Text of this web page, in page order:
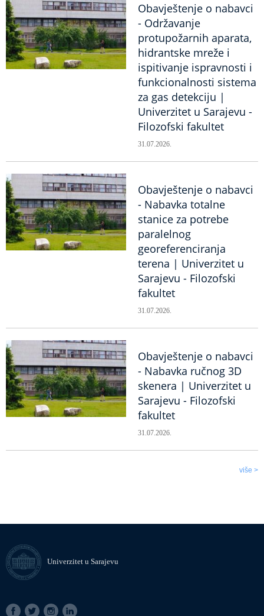
Obavještenje o nabavci
- Održavanje
protupožarnih aparata,
hidrantske mreže i
ispitivanje ispravnosti i
funkcionalnosti sistema
za gas detekciju |
Univerzitet u Sarajevu -
Filozofski fakultet
31.07.2026.
Obavještenje o nabavci
- Nabavka totalne
stanice za potrebe
paralelnog
georeferenciranja
terena | Univerzitet u
Sarajevu - Filozofski
fakultet
31.07.2026.
Obavještenje o nabavci
- Nabavka ručnog 3D
skenera | Univerzitet u
Sarajevu - Filozofski
fakultet
31.07.2026.
više >
Univerzitet u Sarajevu
SOCIAL